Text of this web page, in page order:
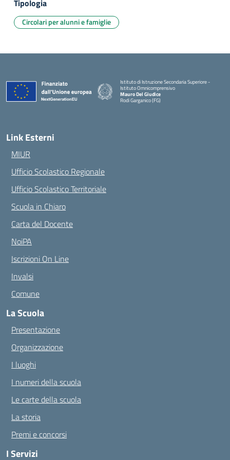
Tipologia
Circolari per alunni e famiglie
Istituto di Istruzione Secondaria Superiore -
Istituto Omnicomprensivo
Mauro Del Giudice
Rodi Garganico (FG)
— Visita la pagina iniziale della scuola
Link Esterni
MIUR
Ufficio Scolastico Regionale
Ufficio Scolastico Territoriale
Scuola in Chiaro
Carta del Docente
NoiPA
Iscrizioni On Line
Invalsi
Comune
La Scuola
Presentazione
Organizzazione
I luoghi
I numeri della scuola
Le carte della scuola
La storia
Premi e concorsi
I Servizi